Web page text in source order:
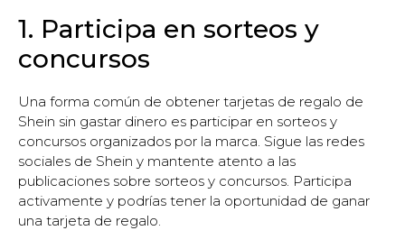
1. Participa en sorteos y
concursos
Una forma común de obtener tarjetas de regalo de
Shein sin gastar dinero es participar en sorteos y
concursos organizados por la marca. Sigue las redes
sociales de Shein y mantente atento a las
publicaciones sobre sorteos y concursos. Participa
activamente y podrías tener la oportunidad de ganar
una tarjeta de regalo.